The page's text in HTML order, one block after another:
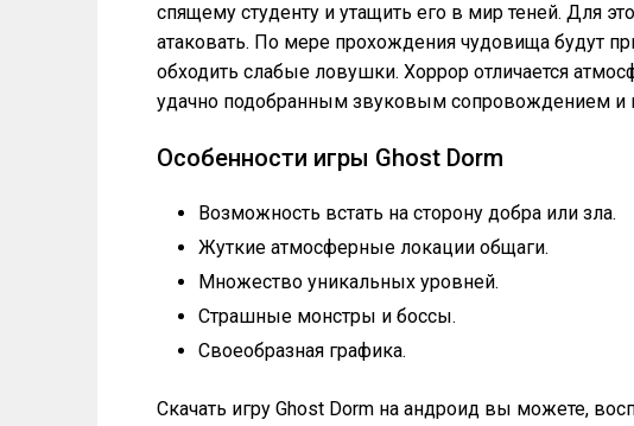
спящему студенту и утащить его в мир теней. Для
атаковать. По мере прохождения чудовища будут
обходить слабые ловушки. Хоррор отличается
удачно подобранным звуковым сопровождением и
Особенности игры Ghost Dorm
Возможность встать на сторону добра или зла.
Жуткие атмосферные локации общаги.
Множество уникальных уровней.
Страшные монстры и боссы.
Своеобразная графика.
Скачать игру Ghost Dorm на андроид вы можете,